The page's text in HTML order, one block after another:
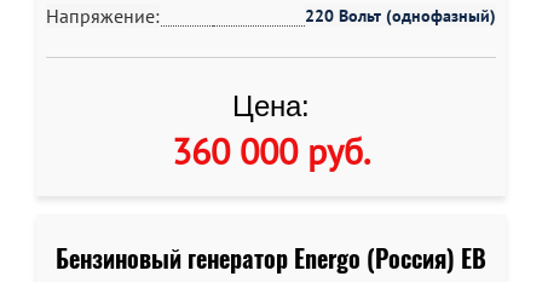
Напряжение: 220 Вольт (однофазный)
Цена:
360 000 руб.
Бензиновый генератор Energo (Россия) EB